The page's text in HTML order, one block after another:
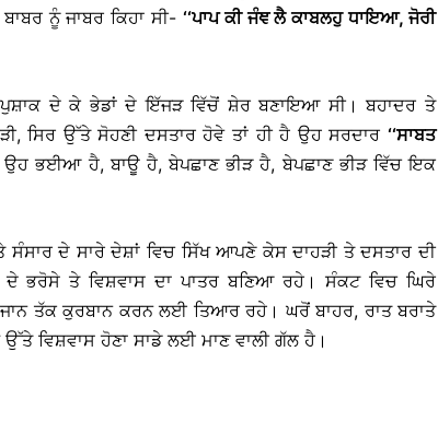
ਨੂੰ ਜਾਬਰ ਕਿਹਾ ਸੀ- ‘‘ਪਾਪ ਕੀ ਜੰਞ ਲੈ ਕਾਬਲਹੁ ਧਾਇਆ, ਜੋਰੀ
ਦੇ ਕੇ ਭੇਡਾਂ ਦੇ ਇੱਜੜ ਵਿੱਚੋਂ ਸ਼ੇਰ ਬਣਾਇਆ ਸੀ। ਬਹਾਦਰ ਤੇ
ਸਿਰ ਉੱਤੇ ਸੋਹਣੀ ਦਸਤਾਰ ਹੋਵੇ ਤਾਂ ਹੀ ਹੈ ਉਹ ਸਰਦਾਰ ‘‘ਸਾਬਤ
ਉਹ ਭਈਆ ਹੈ, ਬਾਊ ਹੈ, ਬੇਪਛਾਣ ਭੀੜ ਹੈ, ਬੇਪਛਾਣ ਭੀੜ ਵਿੱਚ ਇਕ
ਸੰਸਾਰ ਦੇ ਸਾਰੇ ਦੇਸ਼ਾਂ ਵਿਚ ਸਿੱਖ ਆਪਣੇ ਕੇਸ ਦਾਹੜੀ ਤੇ ਦਸਤਾਰ ਦੀ
ਭਰੋਸੇ ਤੇ ਵਿਸ਼ਵਾਸ ਦਾ ਪਾਤਰ ਬਣਿਆ ਰਹੇ। ਸੰਕਟ ਵਿਚ ਘਿਰੇ
ਤੱਕ ਕੁਰਬਾਨ ਕਰਨ ਲਈ ਤਿਆਰ ਰਹੇ। ਘਰੋਂ ਬਾਹਰ, ਰਾਤ ਬਰਾਤੇ
ਵਿਸ਼ਵਾਸ ਹੋਣਾ ਸਾਡੇ ਲਈ ਮਾਣ ਵਾਲੀ ਗੱਲ ਹੈ।